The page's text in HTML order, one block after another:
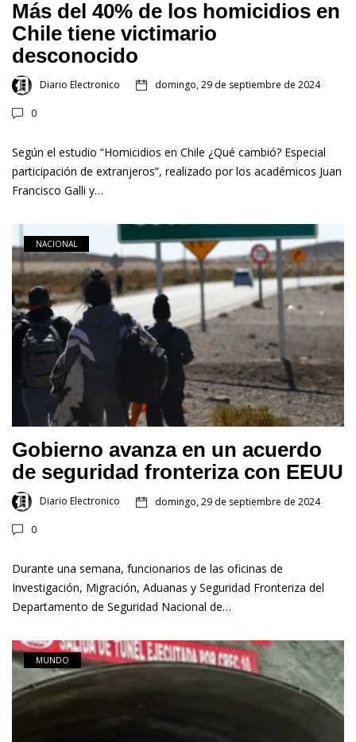
Más del 40% de los homicidios en
Chile tiene victimario
desconocido
Diario Electronico domingo, 29 de septiembre de 2024
0
Según el estudio “Homicidios en Chile ¿Qué cambió? Especial
participación de extranjeros”, realizado por los académicos Juan
Francisco Galli y…
NACIONAL
Gobierno avanza en un acuerdo
de seguridad fronteriza con EEUU
Diario Electronico domingo, 29 de septiembre de 2024
0
Durante una semana, funcionarios de las oficinas de
Investigación, Migración, Aduanas y Seguridad Fronteriza del
Departamento de Seguridad Nacional de…
MUNDO